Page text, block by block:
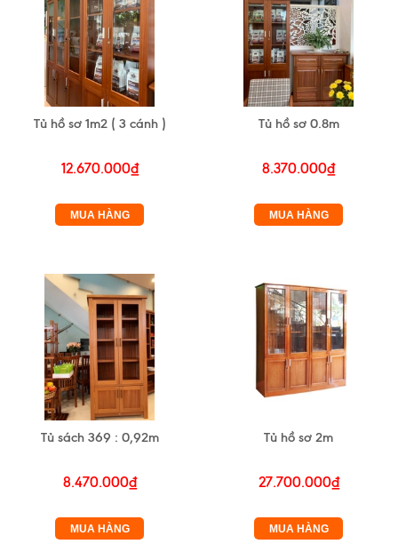
Tủ hồ sơ 1m2 ( 3 cánh )
12.670.000₫
MUA HÀNG
Tủ hồ sơ 0.8m
8.370.000₫
MUA HÀNG
Tủ sách 369 : 0,92m
8.470.000₫
MUA HÀNG
Tủ hồ sơ 2m
27.700.000₫
MUA HÀNG